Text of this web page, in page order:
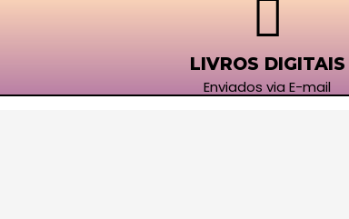
LIVROS DIGITAIS
Enviados via E-mail